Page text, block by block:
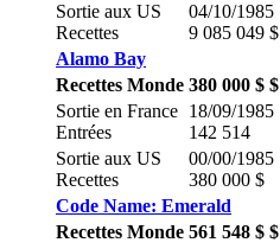
Sortie aux US
Recettes
04/10/1985
9 085 049 $
Alamo Bay
Recettes Monde 380 000 $ $
Sortie en France
Entrées
18/09/1985
142 514
Sortie aux US
Recettes
00/00/1985
380 000 $
Code Name: Emerald
Recettes Monde 561 548 $ $